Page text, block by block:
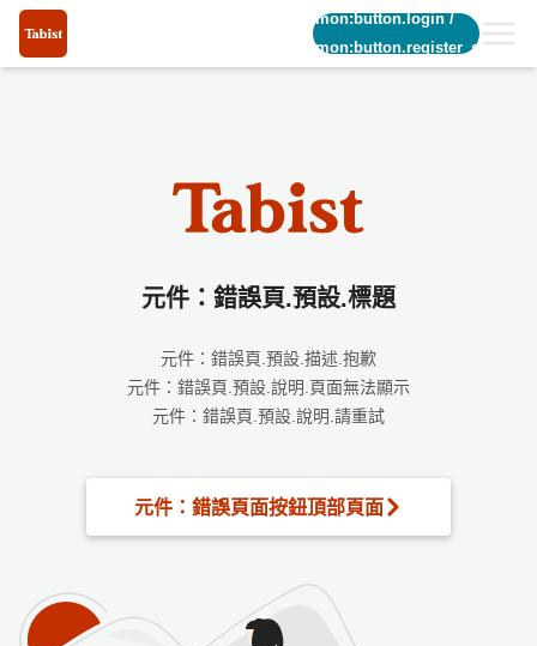
common:button.login/
common:button.register_short
元件：錯誤頁.預設.標題
元件：錯誤頁.預設.描述.抱歉
元件：錯誤頁.預設.說明.頁面無法顯示
元件：錯誤頁.預設.說明.請重試
元件：錯誤頁面按鈕頂部頁面